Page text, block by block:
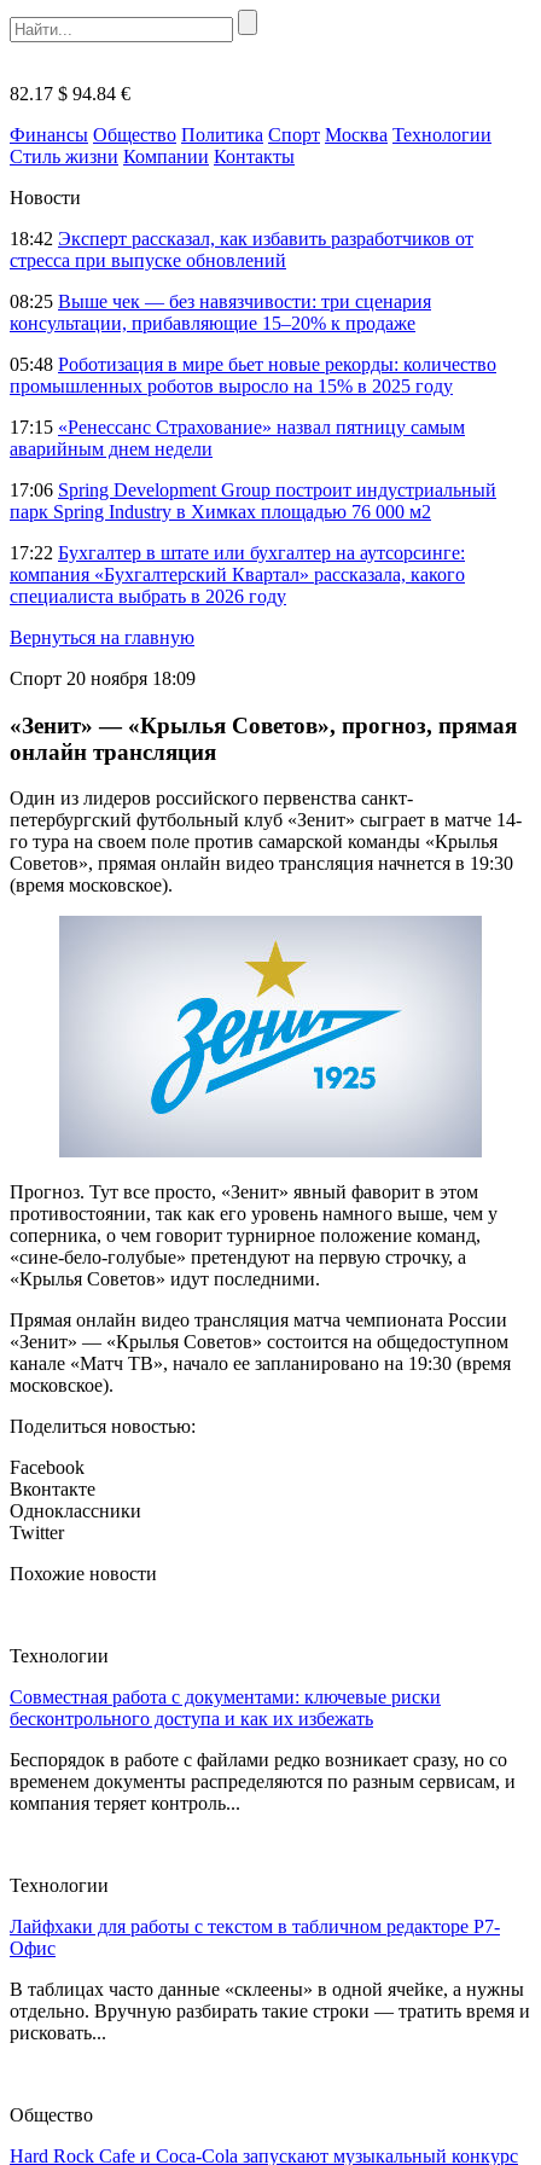
82.17 $ 94.84 €
Финансы Общество Политика Спорт Москва Технологии
Стиль жизни Компании Контакты
Новости
18:42 Эксперт рассказал, как избавить разработчиков от
стресса при выпуске обновлений
08:25 Выше чек — без навязчивости: три сценария
консультации, прибавляющие 15–20% к продаже
05:48 Роботизация в мире бьет новые рекорды: количество
промышленных роботов выросло на 15% в 2025 году
17:15 «Ренессанс Страхование» назвал пятницу самым
аварийным днем недели
17:06 Spring Development Group построит индустриальный
парк Spring Industry в Химках площадью 76 000 м2
17:22 Бухгалтер в штате или бухгалтер на аутсорсинге:
компания «Бухгалтерский Квартал» рассказала, какого
специалиста выбрать в 2026 году
Вернуться на главную
Спорт 20 ноября 18:09
«Зенит» — «Крылья Советов», прогноз, прямая
онлайн трансляция
Один из лидеров российского первенства санкт-
петербургский футбольный клуб «Зенит» сыграет в матче 14-
го тура на своем поле против самарской команды «Крылья
Советов», прямая онлайн видео трансляция начнется в 19:30
(время московское).
Прогноз. Тут все просто, «Зенит» явный фаворит в этом
противостоянии, так как его уровень намного выше, чем у
соперника, о чем говорит турнирное положение команд,
«сине-бело-голубые» претендуют на первую строчку, а
«Крылья Советов» идут последними.
Прямая онлайн видео трансляция матча чемпионата России
«Зенит» — «Крылья Советов» состоится на общедоступном
канале «Матч ТВ», начало ее запланировано на 19:30 (время
московское).
Поделиться новостью:
Facebook
Вконтакте
Одноклассники
Twitter
Похожие новости
Технологии
Совместная работа с документами: ключевые риски
бесконтрольного доступа и как их избежать
Беспорядок в работе с файлами редко возникает сразу, но со
временем документы распределяются по разным сервисам, и
компания теряет контроль...
Технологии
Лайфхаки для работы с текстом в табличном редакторе Р7-
Офис
В таблицах часто данные «склеены» в одной ячейке, а нужны
отдельно. Вручную разбирать такие строки — тратить время и
рисковать...
Общество
Hard Rock Cafe и Coca-Cola запускают музыкальный конкурс